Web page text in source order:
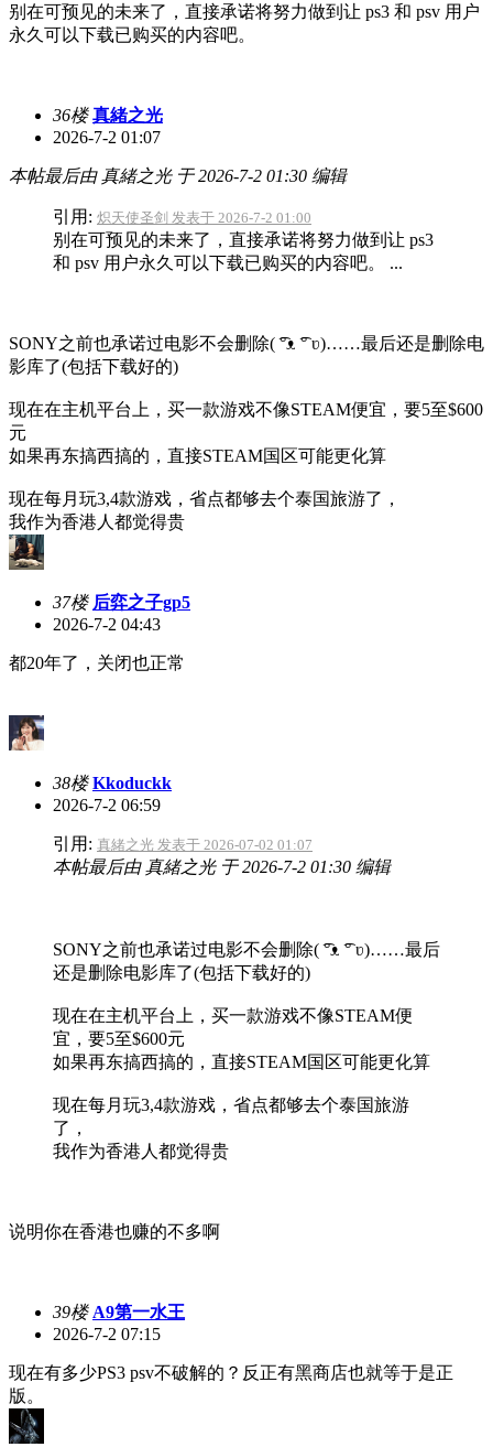
别在可预见的未来了，直接承诺将努力做到让 ps3 和 psv 用户
永久可以下载已购买的内容吧。
36楼 真緒之光
2026-7-2 01:07
本帖最后由 真緒之光 于 2026-7-2 01:30 编辑
引用: 炽天使圣剑 发表于 2026-7-2 01:00
别在可预见的未来了，直接承诺将努力做到让 ps3
和 psv 用户永久可以下载已购买的内容吧。 ...
SONY之前也承诺过电影不会删除(⁠ ͡⁠°⁠ᴥ⁠ ͡⁠°⁠ ⁠ʋ⁠)……最后还是删除电
影库了(包括下载好的)
现在在主机平台上，买一款游戏不像STEAM便宜，要5至$600
元
如果再东搞西搞的，直接STEAM国区可能更化算
现在每月玩3,4款游戏，省点都够去个泰国旅游了，
我作为香港人都觉得贵
37楼 后弈之子gp5
2026-7-2 04:43
都20年了，关闭也正常
38楼 Kkoduckk
2026-7-2 06:59
引用: 真緒之光 发表于 2026-07-02 01:07
本帖最后由 真緒之光 于 2026-7-2 01:30 编辑
SONY之前也承诺过电影不会删除(⁠ ͡⁠°⁠ᴥ⁠ ͡⁠°⁠ ⁠ʋ⁠)……最后
还是删除电影库了(包括下载好的)
现在在主机平台上，买一款游戏不像STEAM便
宜，要5至$600元
如果再东搞西搞的，直接STEAM国区可能更化算
现在每月玩3,4款游戏，省点都够去个泰国旅游
了，
我作为香港人都觉得贵
说明你在香港也赚的不多啊
39楼 A9第一水王
2026-7-2 07:15
现在有多少PS3 psv不破解的？反正有黑商店也就等于是正
版。